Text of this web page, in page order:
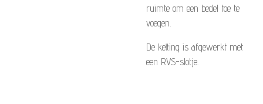
ruimte om een bedel toe te
voegen.
De ketting is afgewerkt met
een RVS-slotje.